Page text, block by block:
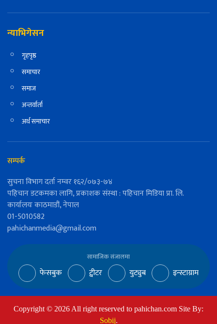
न्याभिगेसन
गृहपृष्ठ
समाचार
समाज
अन्तर्वार्ता
अर्थ समाचार
सम्पर्क
सुचना विभाग दर्ता नम्वर १६२/०७३-७४
पहिचान डटकमका लागि, प्रकाशक संस्था : पहिचान मिडिया प्रा. लि.
कार्यालयः काठमाडौं, नेपाल
01-5010582
pahichanmedia@gmail.com
सामाजिक संजालमा
फेसबुक ट्वीटर युट्युब इन्स्टाग्राम
Copyright © 2026 All right reserved to pahichan.com Site By:
Sobij.